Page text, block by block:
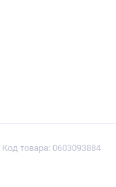
Код товара: 0603093884